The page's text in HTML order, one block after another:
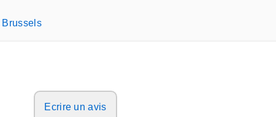
Brussels
Ecrire un avis